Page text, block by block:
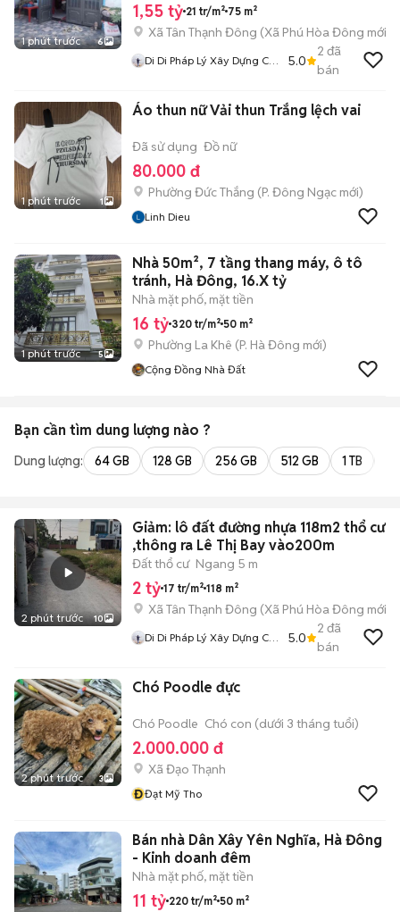
1 phút trước 6
1,55 tỷ 21 tr/m² 75 m²
Xã Tân Thạnh Đông (Xã Phú Hòa Đông mới)
Di Di Pháp Lý Xây Dựng Củ
5.0
2 đã
bán
1 phút trước 1
Áo thun nữ Vải thun Trắng lệch vai
Đã sử dụng Đồ nữ
80.000 đ
Phường Đức Thắng (P. Đông Ngạc mới)
Linh Dieu
1 phút trước 5
Nhà 50m², 7 tầng thang máy, ô tô
tránh, Hà Đông, 16.X tỷ
Nhà mặt phố, mặt tiền
16 tỷ 320 tr/m² 50 m²
Phường La Khê (P. Hà Đông mới)
Cộng Đồng Nhà Đất
Bạn cần tìm dung lượng nào ?
Dung lượng: 64 GB 128 GB 256 GB 512 GB 1 TB
2 phút trước 10
Giảm: lô đất đường nhựa 118m2 thổ cư
,thông ra Lê Thị Bay vào200m
Đất thổ cư Ngang 5 m
2 tỷ 17 tr/m² 118 m²
Xã Tân Thạnh Đông (Xã Phú Hòa Đông mới)
Di Di Pháp Lý Xây Dựng Củ
5.0
2 đã
bán
2 phút trước 3
Chó Poodle đực
Chó Poodle Chó con (dưới 3 tháng tuổi)
2.000.000 đ
Xã Đạo Thạnh
ĐĐạt Mỹ Tho
Bán nhà Dân Xây Yên Nghĩa, Hà Đông
- Kinh doanh đêm
Nhà mặt phố, mặt tiền
11 tỷ 220 tr/m² 50 m²